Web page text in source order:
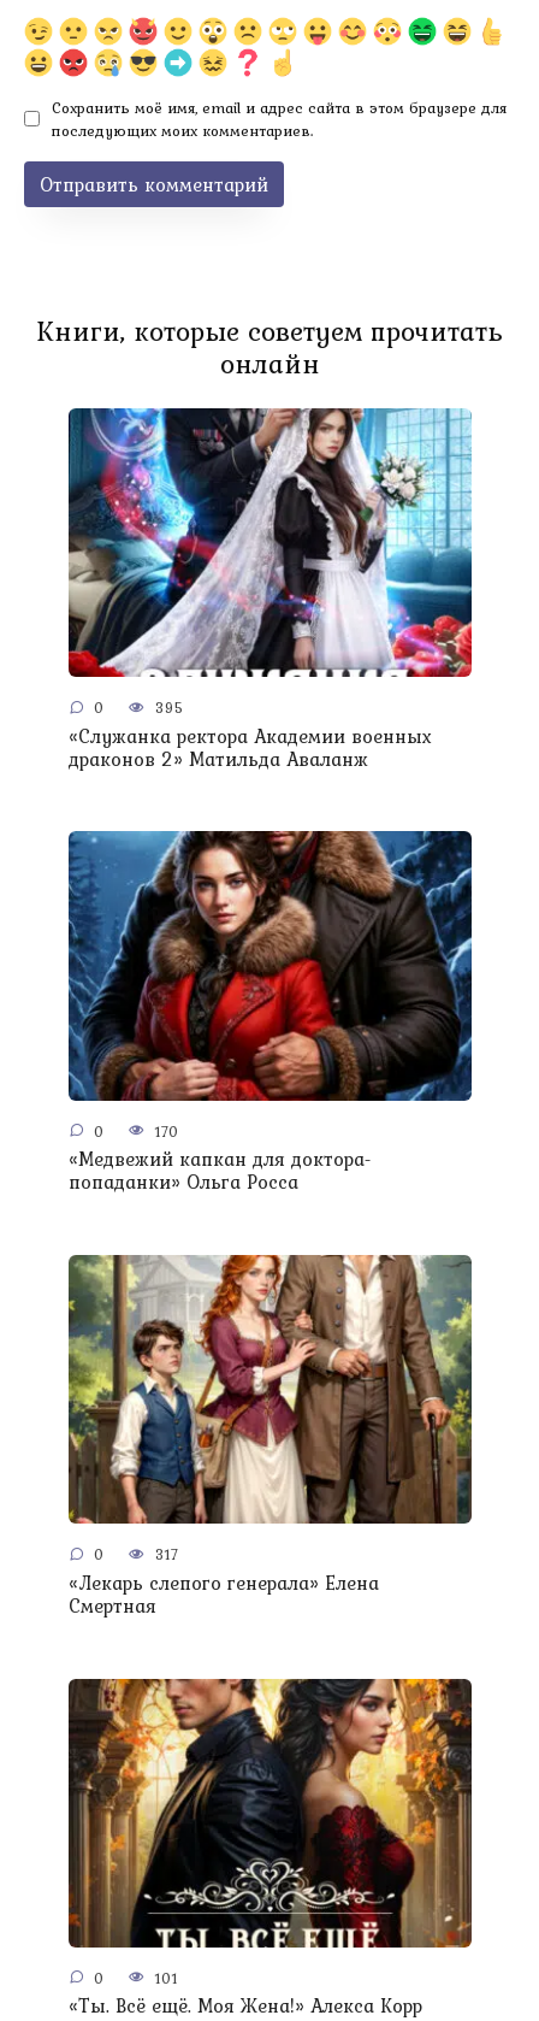
Сохранить моё имя, email и адрес сайта в этом браузере для
последующих моих комментариев.
Книги, которые советуем прочитать
онлайн
0 395
«Служанка ректора Академии военных
драконов 2» Матильда Аваланж
0 170
«Медвежий капкан для доктора-
попаданки» Ольга Росса
0 317
«Лекарь слепого генерала» Елена
Смертная
0 101
«Ты. Всё ещё. Моя Жена!» Алекса Корр